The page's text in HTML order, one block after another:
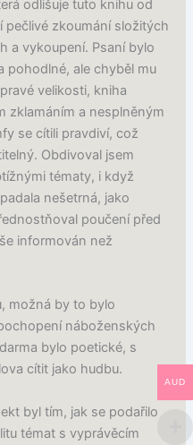
odlišuje tuto knihu od
pečlivé zkoumání složitých
a vykoupení. Psaní bylo
pohodlné, ale chyběl mu
velikosti, kniha
zklamáním a nesplněným
se cítili pravdiví, což
Obdivoval jsem
tématy, i když
nešetrná, jako
poučení před
informován než
možná by to bylo
náboženských
bylo poetické, s
cítit jako hudbu.
byl tím, jak se podařilo
témat s vyprávěcím
AUD